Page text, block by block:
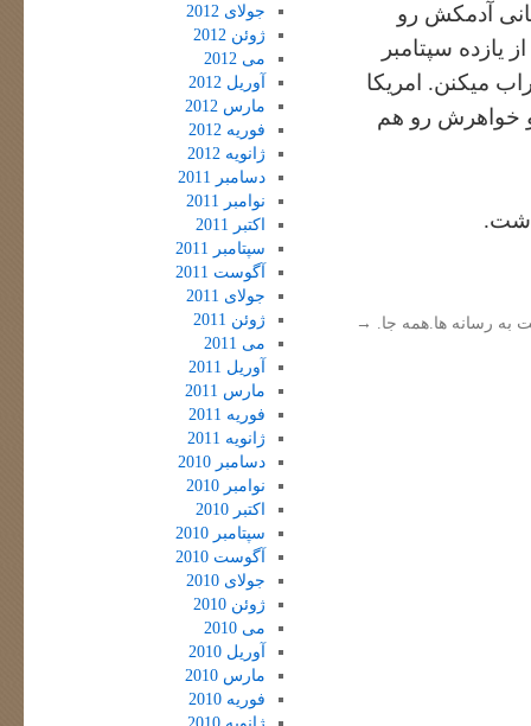
آدمکش رو
یازده سپتامبر
میکنن. امریکا
و خواهرش رو هم
به رسانه ها.همه جا. →
جولای 2012
ژوئن 2012
می 2012
آوریل 2012
مارس 2012
فوریه 2012
ژانویه 2012
دسامبر 2011
نوامبر 2011
اکتبر 2011
سپتامبر 2011
آگوست 2011
جولای 2011
ژوئن 2011
می 2011
آوریل 2011
مارس 2011
فوریه 2011
ژانویه 2011
دسامبر 2010
نوامبر 2010
اکتبر 2010
سپتامبر 2010
آگوست 2010
جولای 2010
ژوئن 2010
می 2010
آوریل 2010
مارس 2010
فوریه 2010